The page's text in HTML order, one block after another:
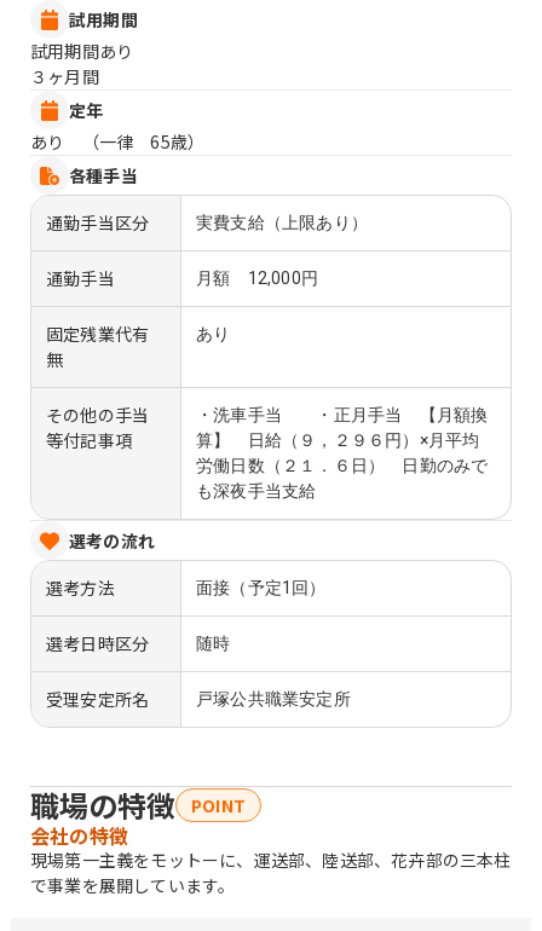
試用期間
試用期間あり
３ヶ月間
定年
あり （一律 65歳）
各種手当
通勤手当区分
実費支給（上限あり）
通勤手当 月額 12,000円
固定残業代有
無
あり
その他の手当
等付記事項
・洗車手当 ・正月手当 【月額換
算】 日給（９，２９６円）×月平均
労働日数（２１．６日） 日勤のみで
も深夜手当支給
選考の流れ
選考方法
面接（予定1回）
選考日時区分 随時
受理安定所名 戸塚公共職業安定所
職場の特徴 POINT
会社の特徴
現場第一主義をモットーに、運送部、陸送部、花卉部の三本柱
で事業を展開しています。